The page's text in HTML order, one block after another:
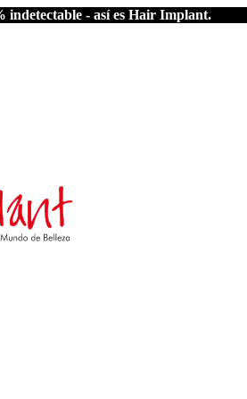
indetectable - así es Hair Implant.